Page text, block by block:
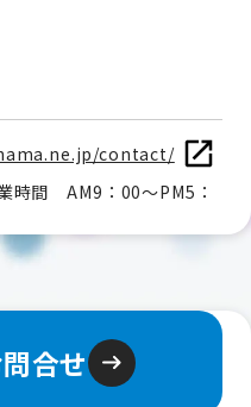
contact/
時間 AM9：00～PM5：
合せ